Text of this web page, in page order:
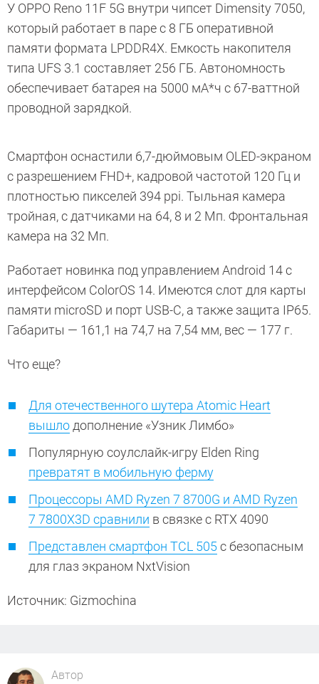
У OPPO Reno 11F 5G внутри чипсет Dimensity 7050,
который работает в паре с 8 ГБ оперативной
памяти формата LPDDR4X. Емкость накопителя
типа UFS 3.1 составляет 256 ГБ. Автономность
обеспечивает батарея на 5000 мА*ч с 67-ваттной
проводной зарядкой.
Смартфон оснастили 6,7-дюймовым OLED-экраном
с разрешением FHD+, кадровой частотой 120 Гц и
плотностью пикселей 394 ppi. Тыльная камера
тройная, с датчиками на 64, 8 и 2 Мп. Фронтальная
камера на 32 Мп.
Работает новинка под управлением Android 14 с
интерфейсом ColorOS 14. Имеются слот для карты
памяти microSD и порт USB-C, а также защита IP65.
Габариты — 161,1 на 74,7 на 7,54 мм, вес — 177 г.
Что еще?
Для отечественного шутера Atomic Heart
вышло дополнение «Узник Лимбо»
Популярную соулслайк-игру Elden Ring
превратят в мобильную ферму
Процессоры AMD Ryzen 7 8700G и AMD Ryzen
7 7800X3D сравнили в связке с RTX 4090
Представлен смартфон TCL 505с безопасным
для глаз экраном NxtVision
Источник: Gizmochina
Автор